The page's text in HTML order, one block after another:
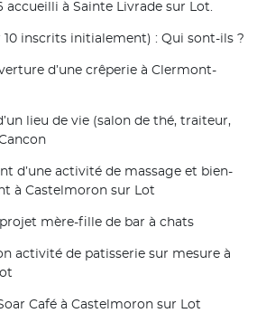
accueilli à Sainte Livrade sur Lot.
inscrits initialement) : Qui sont-ils ?
d’une crêperie à Clermont-
lieu de vie (salon de thé, traiteur,
d’une activité de massage et bien-
à Castelmoron sur Lot
mère-fille de bar à chats
activité de patisserie sur mesure à
Café à Castelmoron sur Lot